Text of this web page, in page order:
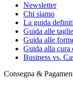
Newsletter
Chi siamo
La guida
Guida alle
Guida alle
Guida alla cura
Business vs.
Consegna &